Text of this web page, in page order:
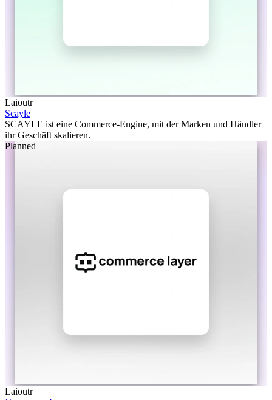
Laioutr
Scayle
SCAYLE ist eine Commerce-Engine, mit der Marken und Händler
ihr Geschäft skalieren.
Planned
Laioutr